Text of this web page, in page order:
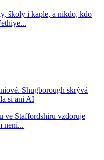
školy i kaple, a nikdo, kdo
Shugborough skrývá
si ani AI
ve Staffordshiru vzdoruje
není...